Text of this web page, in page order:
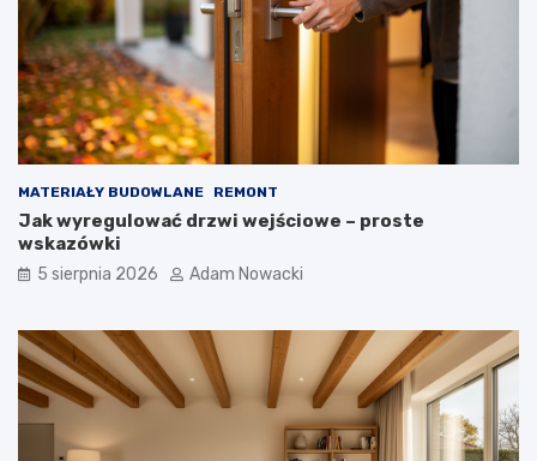
MATERIAŁY BUDOWLANE REMONT
Jak wyregulować drzwi wejściowe – proste
wskazówki
5 sierpnia 2026 Adam Nowacki